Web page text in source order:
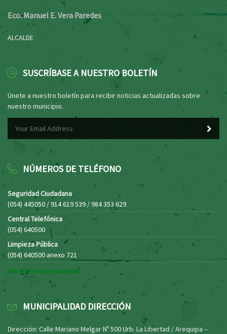
Eco. Manuel E. Vera Paredes
ALCALDE
SUSCRÍBASE A NUESTRO BOLETÍN
Únete a nuestro boletín para recibir noticias actualizadas sobre
nuestro municipio.
NÚMEROS DE TELÉFONO
Seguridad Ciudadana
(054) 445050 / 914 619 539 / 984 353 629
Central Telefónica
(054) 640500
Limpieza Pública
(054) 640500 anexo 721
Ver directorio municipal
MUNICIPALIDAD DIRECCIÓN
Dirección: Calle Mariano Melgar Nº 500 Urb. La Libertad / Arequipa –